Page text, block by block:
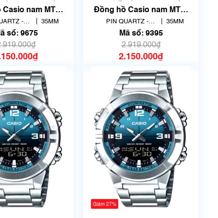
sử dụng)nam MTP-
| Chính
| Mã số 9675
-
ANH
35MM
số: 9675
sử dụng)
Đồng hồ Casio nam MTP-
B146G-3AVDF Chính Hãng
| Mã số 9395
PIN QUARTZ -
THẠCH ANH
35MM
Mã số: 9395
2.919.000₫
2.150.000₫
Giảm 27%